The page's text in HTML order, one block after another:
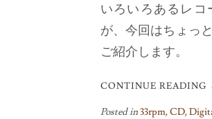
いろいろあるレ
が、今回はちょっ
ご紹介します。
CONTINUE READING
Posted in33rpm,CD,